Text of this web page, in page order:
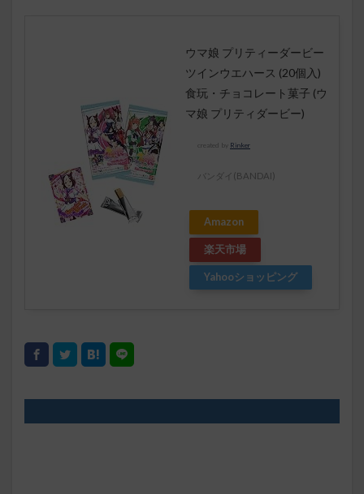
ウマ娘 プリティーダービー
ツインウエハース (20個入)
食玩・チョコレート菓子 (ウ
マ娘 プリティダービー)
created by Rinker
バンダイ(BANDAI)
Amazon
楽天市場
Yahooショッピング